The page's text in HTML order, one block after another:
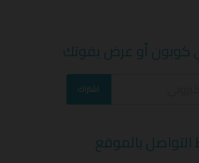
كوبون أو عرض يفوتك
اشتراك
التواصل بالموقع